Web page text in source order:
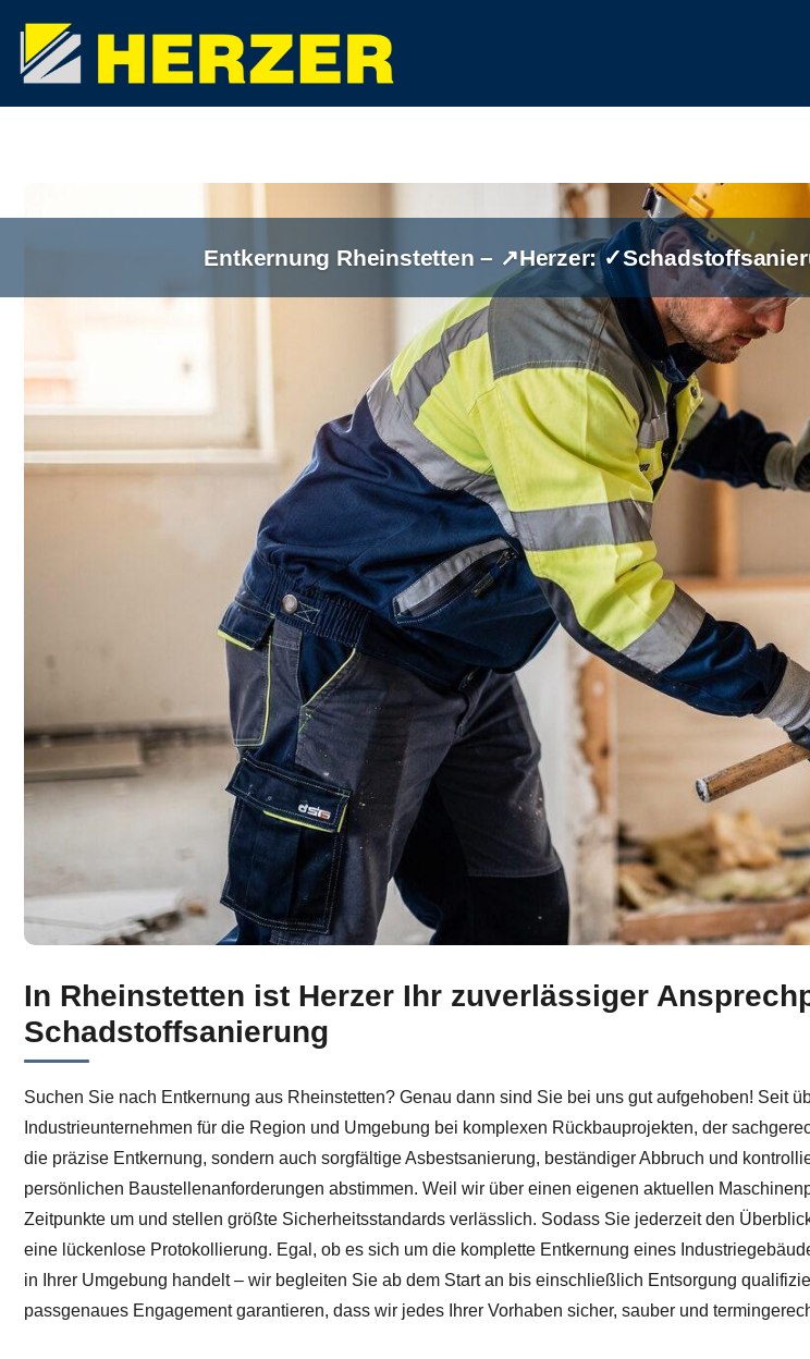
Zum
Inhalt
Entkernung Rheinstetten – ↗️Herzer:
Informieren Sie sich Entkernung für Rheinstetten bei ↗️Herzer und ✓Asbestsanierung,
In Rheinstetten ist Herzer Ihr zuverlässiger
Schadstoffsanierung
Suchen Sie nach Entkernung aus Rheinstetten? Genau dann sind Sie bei uns gut aufgehoben! Seit
Industrieunternehmen für die Region und Umgebung bei komplexen Rückbauprojekten, der
die präzise Entkernung, sondern auch sorgfältige Asbestsanierung, beständiger Abbruch und
persönlichen Baustellenanforderungen abstimmen. Weil wir über einen eigenen aktuellen
Zeitpunkte um und stellen größte Sicherheitsstandards verlässlich. Sodass Sie jederzeit den
eine lückenlose Protokollierung. Egal, ob es sich um die komplette Entkernung eines
in Ihrer Umgebung handelt – wir begleiten Sie ab dem Start an bis einschließlich Entsorgung
passgenaues Engagement garantieren, dass wir jedes Ihrer Vorhaben sicher, sauber und